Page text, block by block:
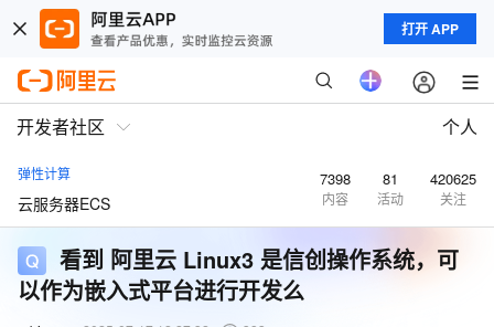
打开 APP
开发者社区 个人
弹性计算
云服务器ECS
7398
内容
81
活动
420625
关注
看到 阿里云 Linux3 是信创操作系统，可
以作为嵌入式平台进行开发么